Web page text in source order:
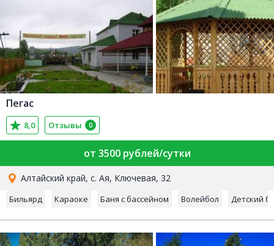
Пегас
8,0 Отзывы 0
от 3500 рублей/сутки
Алтайский край, с. Ая, Ключевая, 32
Бильярд Караоке Баня с бассейном Волейбол Детский